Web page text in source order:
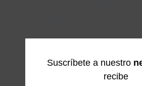
Suscríbete a nuestro
recibe